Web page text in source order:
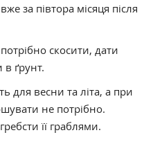
за півтора місяця після
скосити, дати
в ґрунт.
для весни та літа, а при
не потрібно.
її граблями.